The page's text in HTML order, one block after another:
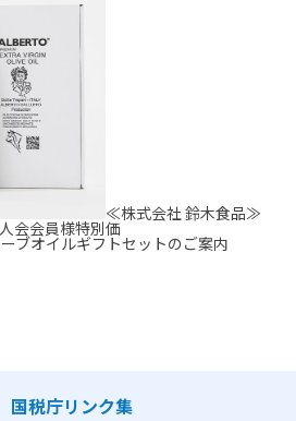
≪株式会社 鈴木食品≫
会会員様特別価
ブオイルギフトセットのご案内
国税庁リンク集